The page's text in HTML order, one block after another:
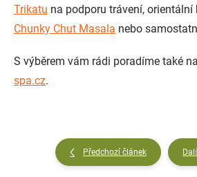
Trikatu na podporu trávení, orientální
Chunky Chut Masala nebo
S výběrem vám rádi poradíme také na
spa.cz.
Předchozí článek